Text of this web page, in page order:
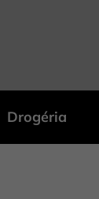
Drogéria